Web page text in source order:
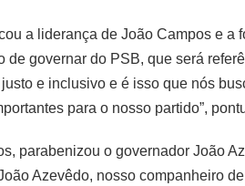
a liderança de João Campos e
de governar do PSB, que será
e inclusivo e é isso que nós
para o nosso partido”,
parabenizou o governador João
Azevêdo, nosso companheiro